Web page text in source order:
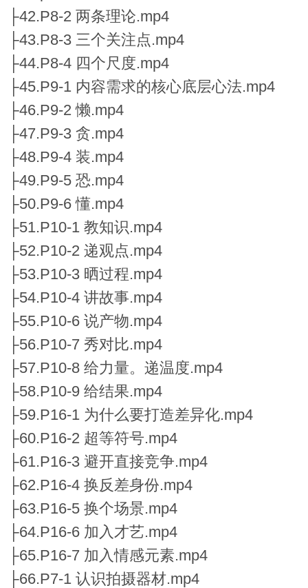
├42.P8-2 两条理论.mp4
├43.P8-3 三个关注点.mp4
├44.P8-4 四个尺度.mp4
├45.P9-1 内容需求的核心底层心法.mp4
├46.P9-2 懒.mp4
├47.P9-3 贪.mp4
├48.P9-4 装.mp4
├49.P9-5 恐.mp4
├50.P9-6 懂.mp4
├51.P10-1 教知识.mp4
├52.P10-2 递观点.mp4
├53.P10-3 晒过程.mp4
├54.P10-4 讲故事.mp4
├55.P10-6 说产物.mp4
├56.P10-7 秀对比.mp4
├57.P10-8 给力量。递温度.mp4
├58.P10-9 给结果.mp4
├59.P16-1 为什么要打造差异化.mp4
├60.P16-2 超等符号.mp4
├61.P16-3 避开直接竞争.mp4
├62.P16-4 换反差身份.mp4
├63.P16-5 换个场景.mp4
├64.P16-6 加入才艺.mp4
├65.P16-7 加入情感元素.mp4
├66.P7-1 认识拍摄器材.mp4